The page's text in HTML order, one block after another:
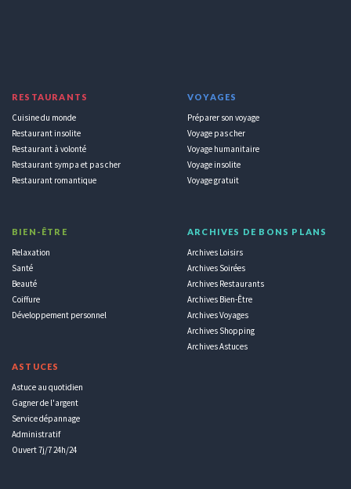
RESTAURANTS
Cuisine du monde
Restaurant insolite
Restaurant à volonté
Restaurant sympa et pas cher
Restaurant romantique
BIEN-ÊTRE
Relaxation
Santé
Beauté
Coiffure
Développement personnel
ASTUCES
Astuce au quotidien
Gagner de l'argent
Service dépannage
Administratif
Ouvert 7j/7 24h/24
VOYAGES
Préparer son voyage
Voyage pas cher
Voyage humanitaire
Voyage insolite
Voyage gratuit
ARCHIVES DE BONS PLANS
Archives Loisirs
Archives Soirées
Archives Restaurants
Archives Bien-Être
Archives Voyages
Archives Shopping
Archives Astuces